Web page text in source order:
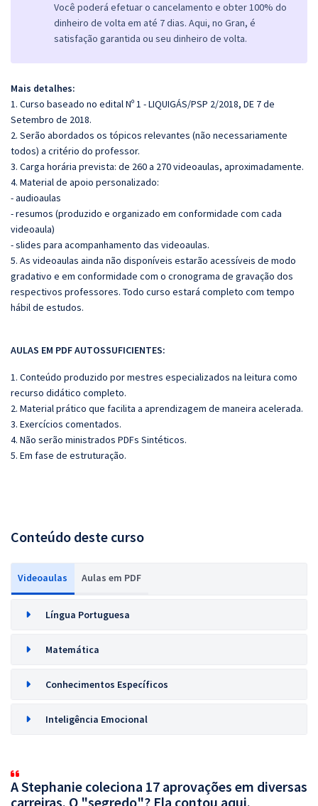
Você poderá efetuar o cancelamento e obter 100% do
dinheiro de volta em até 7 dias. Aqui, no Gran, é
satisfação garantida ou seu dinheiro de volta.
Mais detalhes:
1. Curso baseado no edital Nº 1 - LIQUIGÁS/PSP 2/2018, DE 7 de
Setembro de 2018.
2. Serão abordados os tópicos relevantes (não necessariamente
todos) a critério do professor.
3. Carga horária prevista: de 260 a 270 videoaulas, aproximadamente.
4. Material de apoio personalizado:
- audioaulas
- resumos (produzido e organizado em conformidade com cada
videoaula)
- slides para acompanhamento das videoaulas.
5. As videoaulas ainda não disponíveis estarão acessíveis de modo
gradativo e em conformidade com o cronograma de gravação dos
respectivos professores. Todo curso estará completo com tempo
hábil de estudos.
AULAS EM PDF AUTOSSUFICIENTES:
1. Conteúdo produzido por mestres especializados na leitura como
recurso didático completo.
2. Material prático que facilita a aprendizagem de maneira acelerada.
3. Exercícios comentados.
4. Não serão ministrados PDFs Sintéticos.
5. Em fase de estruturação.
Conteúdo deste curso
Videoaulas Aulas em PDF
Língua Portuguesa
Matemática
Conhecimentos Específicos
Inteligência Emocional
A Stephanie coleciona 17 aprovações em diversas
carreiras. O "segredo"? Ela contou aqui.